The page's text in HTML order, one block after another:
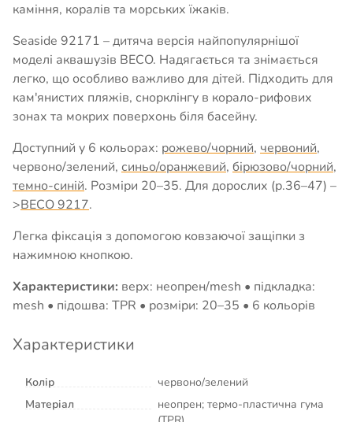
каміння, коралів та морських їжаків.
Seaside 92171 – дитяча версія найпопулярнішої
моделі аквашузів BECO. Надягається та знімається
легко, що особливо важливо для дітей. Підходить для
кам'янистих пляжів, снорклінгу в корало-рифових
зонах та мокрих поверхонь біля басейну.
Доступний у 6 кольорах: рожево/чорний, червоний,
червоно/зелений, синьо/оранжевий, бірюзово/чорний,
темно-синій. Розміри 20–35. Для дорослих (р.36–47) –
>BECO 9217.
Легка фіксація з допомогою ковзаючої защіпки з
нажимною кнопкою.
Характеристики: верх: неопрен/mesh • підкладка:
mesh • підошва: TPR • розміри: 20–35 • 6 кольорів
Характеристики
Колір
червоно/зелений
Матеріал
неопрен; термо-пластична гума